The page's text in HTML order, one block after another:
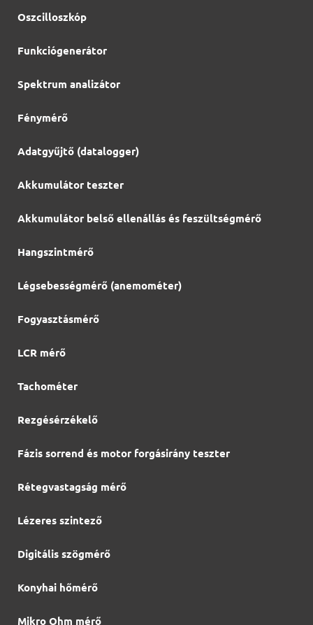
Oszcilloszkóp
Funkciógenerátor
Spektrum analizátor
Fénymérő
Adatgyűjtő (datalogger)
Akkumulátor teszter
Akkumulátor belső ellenállás és feszültségmérő
Hangszintmérő
Légsebességmérő (anemométer)
Fogyasztásmérő
LCR mérő
Tachométer
Rezgésérzékelő
Fázis sorrend és motor forgásirány teszter
Rétegvastagság mérő
Lézeres szintező
Digitális szögmérő
Konyhai hőmérő
Mikro Ohm mérő